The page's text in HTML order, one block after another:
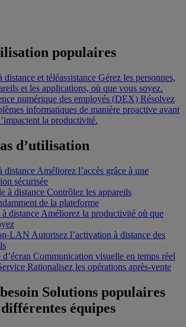
populaires
distance et téléassistance Gérez les personnes,
et les applications, où que vous soyez.
numérique des employés (DEX) Résolvez
informatiques de manière proactive avant
la productivité.
d’utilisation
distance Améliorez l’accès grâce à une
sécurisée
à distance Contrôlez les appareils
de la plateforme
distance Améliorez la productivité où que
LAN Autorisez l’activation à distance des
d’écran Communication visuelle en temps réel
Rationalisez les opérations après-vente
Solutions populaires
équipes